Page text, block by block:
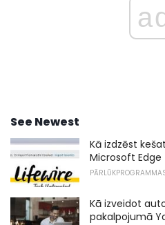
See Newest
Kā izdzēst
Microsoft Edge
Kā izveidot
pakalpojumā